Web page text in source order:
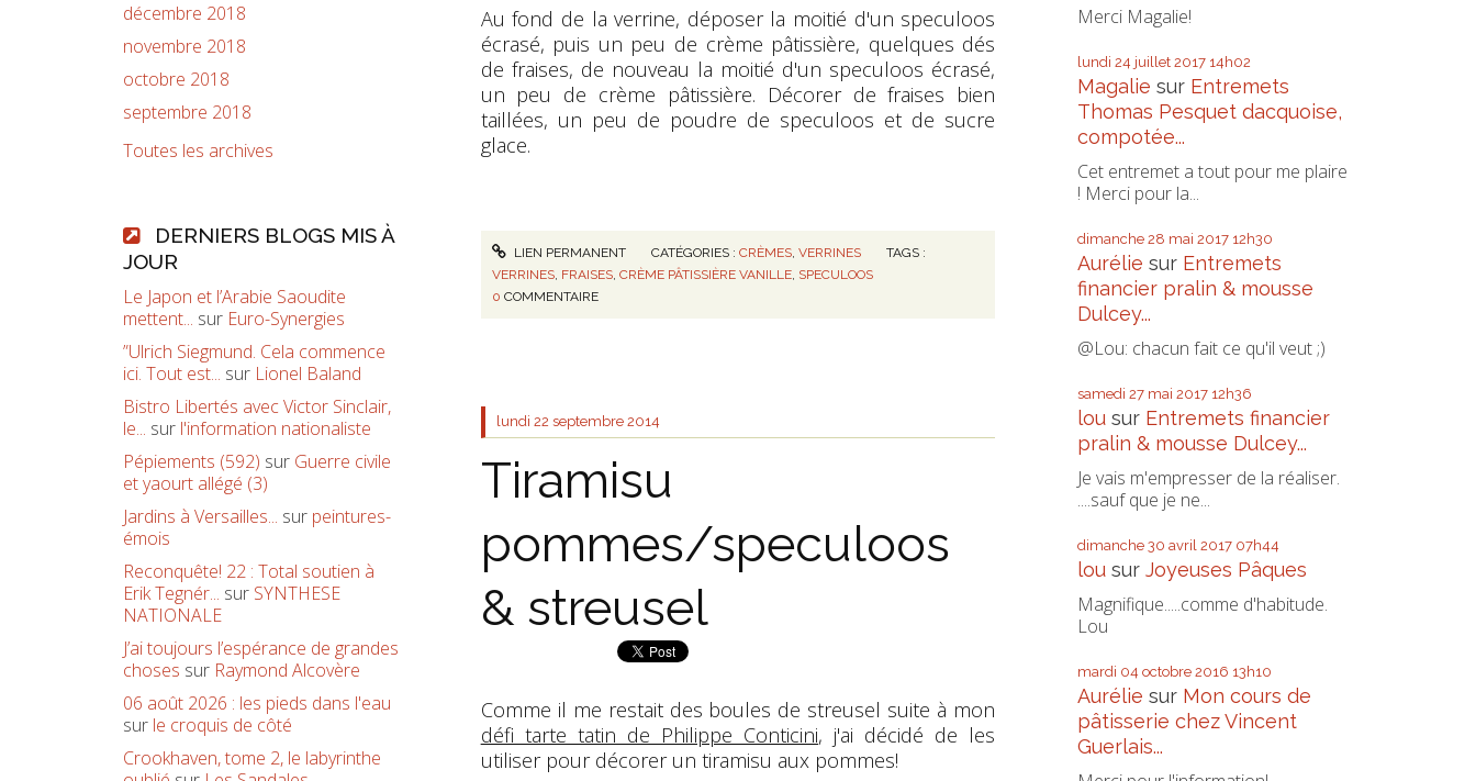
décembre 2018
novembre 2018
octobre 2018
septembre 2018
Toutes les archives
DERNIERS BLOGS MIS À
JOUR
Le Japon et l’Arabie Saoudite
mettent... sur Euro-Synergies
”Ulrich Siegmund. Cela commence
ici. Tout est... sur Lionel Baland
Bistro Libertés avec Victor Sinclair,
le... sur l'information nationaliste
Pépiements (592) sur Guerre civile
et yaourt allégé (3)
Jardins à Versailles... sur peintures-
émois
Reconquête! 22 : Total soutien à
Erik Tegnér... sur SYNTHESE
NATIONALE
J’ai toujours l’espérance de grandes
choses sur Raymond Alcovère
06 août 2026 : les pieds dans l'eau
sur le croquis de côté
Crookhaven, tome 2, le labyrinthe
Au fond de la verrine, déposer la moitié d'un speculoos
écrasé, puis un peu de crème pâtissière, quelques dés
de fraises, de nouveau la moitié d'un speculoos écrasé,
un peu de crème pâtissière. Décorer de fraises bien
taillées, un peu de poudre de speculoos et de sucre
glace.
LIEN PERMANENT CATÉGORIES :CRÈMES,VERRINES
TAGS :
VERRINES, FRAISES, CRÈME PÂTISSIÈRE VANILLE, SPECULOOS
0 COMMENTAIRE
lundi 22 septembre 2014
Tiramisu
pommes/speculoos
& streusel
Comme il me restait des boules de streusel suite à mon
défi tarte tatin de Philippe Conticini, j'ai décidé de les
utiliser pour décorer un tiramisu aux pommes!
Merci Magalie!
lundi 24 juillet 2017 14h02
Magalie sur Entremets
Thomas Pesquet dacquoise,
compotée...
Cet entremet a tout pour me plaire
! Merci pour la...
dimanche 28 mai 2017 12h30
Aurélie sur Entremets
financier pralin & mousse
Dulcey...
@Lou: chacun fait ce qu'il veut ;)
samedi 27 mai 2017 12h36
lousur Entremets financier
pralin & mousse Dulcey...
Je vais m'empresser de la réaliser.
....sauf que je ne...
dimanche 30 avril 2017 07h44
lousur Joyeuses Pâques
Magnifique.....comme d'habitude.
Lou
mardi 04 octobre 2016 13h10
Aurélie sur Mon cours de
pâtisserie chez Vincent
Guerlais...